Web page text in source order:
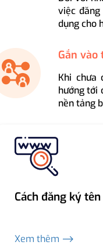
việc
dụng cho
Gắn
Khi chưa
hướng tới
nền tảng
Cách đăng ký
Xem thêm ⟶